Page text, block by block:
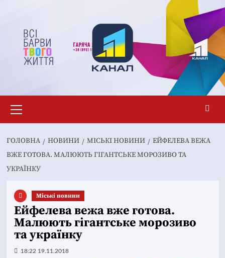
вмісту
меню
ГОЛОВНА НОВИНИ MІСЬКІ НОВИНИ
ЕЙФЕЛЕВА ВЕЖА
ВЖЕ ГОТОВА. МАЛЮЮТЬ ГІГАНТСЬКЕ МОРОЗИВО ТА
УКРАЇНКУ
Mіські новини
Ейфелева вежа вже готова.
Малюють гігантське морозиво
та українку
18:22 19.11.2018